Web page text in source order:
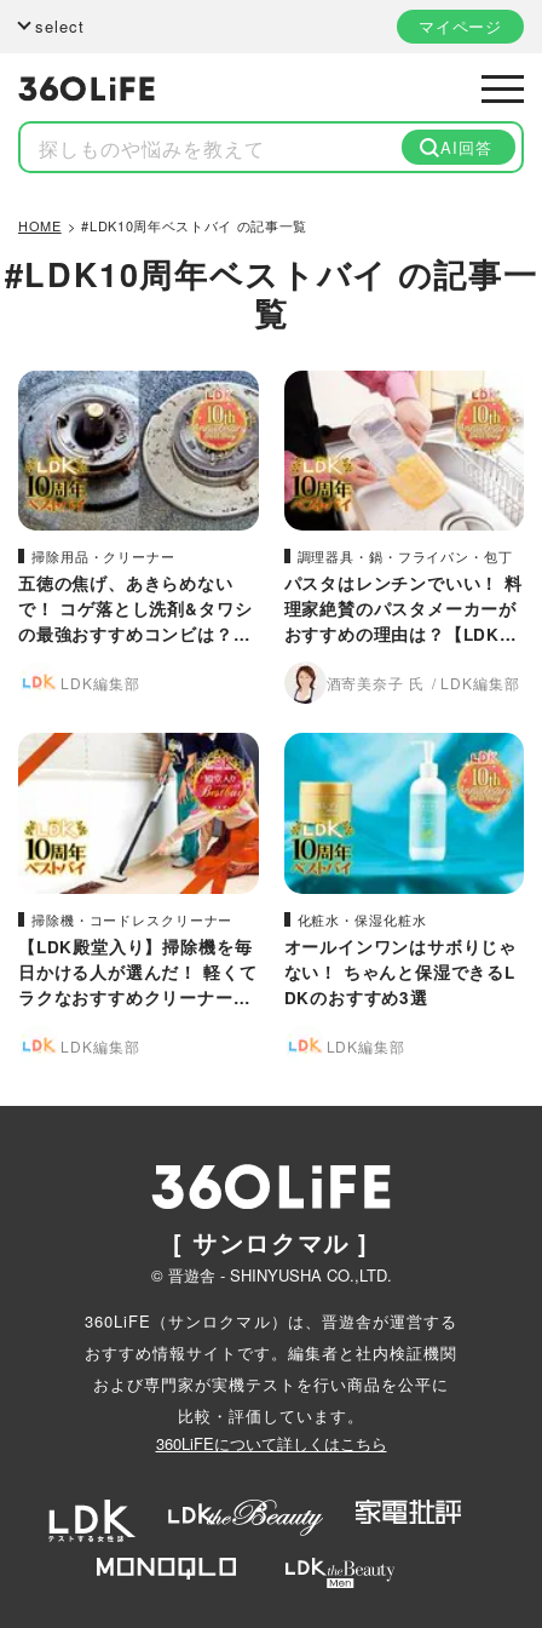
select マイページ
AI回答
HOME #LDK10周年ベストバイ の記事一覧
#LDK10周年ベストバイ の記事一
覧
掃除用品・クリーナー
五徳の焦げ、あきらめない
で！ コゲ落とし洗剤&タワシ
の最強おすすめコンビは？
LDK編集部
調理器具・鍋・フライパン・包丁
パスタはレンチンでいい！ 料
理家絶賛のパスタメーカーが
おすすめの理由は？【LDK10
周年ベストバイ】
酒寄美奈子 氏 LDK編集部
掃除機・コードレスクリーナー
【LDK殿堂入り】掃除機を毎
日かける人が選んだ！ 軽くて
ラクなおすすめクリーナーは
LDK編集部
化粧水・保湿化粧水
オールインワンはサボりじゃ
ない！ ちゃんと保湿できるL
DKのおすすめ3選
LDK編集部
[ サンロクマル ]
© 晋遊舎 - SHINYUSHA CO.,LTD.
360LiFE（サンロクマル）は、晋遊舎が運営する
おすすめ情報サイトです。編集者と社内検証機関
および専門家が実機テストを行い商品を公平に
比較・評価しています。
360LiFEについて詳しくはこちら